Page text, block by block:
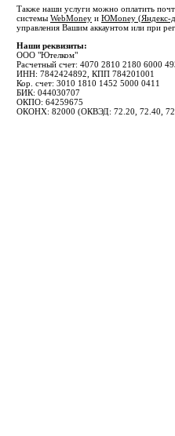
Также наши услуги можно оплатить
системы WebMoney и ЮMoney (Яндекс-
управления Вашим аккаунтом или при
Наши реквизиты:
ООО "Ютелком"
Расчетный счет: 4070 2810 2180 6000
ИНН: 7842424892, КПП 784201001
Кор. счет: 3010 1810 1452 5000 0411
БИК: 044030707
ОКПО: 64259675
ОКОНХ: 82000 (ОКВЭД: 72.20, 72.40,